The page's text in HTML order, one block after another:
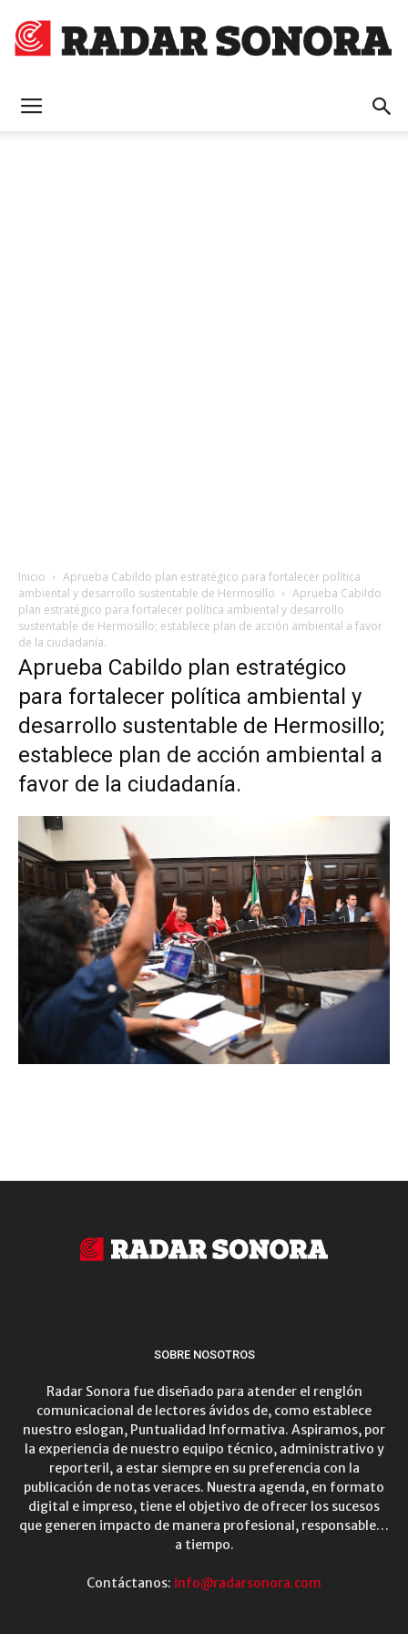
Inicio
Aprueba Cabildo plan estratégico para fortalecer política
ambiental y desarrollo sustentable de Hermosillo
Aprueba Cabildo
plan estratégico para fortalecer política ambiental y desarrollo
sustentable de Hermosillo; establece plan de acción ambiental a favor
de la ciudadanía.
Aprueba Cabildo plan estratégico
para fortalecer política ambiental y
desarrollo sustentable de Hermosillo;
establece plan de acción ambiental a
favor de la ciudadanía.
SOBRE NOSOTROS
Radar Sonora fue diseñado para atender el renglón
comunicacional de lectores ávidos de, como establece
nuestro eslogan, Puntualidad Informativa. Aspiramos, por
la experiencia de nuestro equipo técnico, administrativo y
reporteril, a estar siempre en su preferencia con la
publicación de notas veraces. Nuestra agenda, en formato
digital e impreso, tiene el objetivo de ofrecer los sucesos
que generen impacto de manera profesional, responsable…
a tiempo.
Contáctanos: info@radarsonora.com